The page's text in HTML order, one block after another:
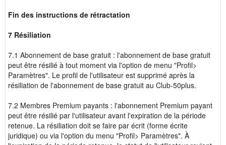
Fin des instructions de rétractation
7 Résiliation
7.1 Abonnement de base gratuit : l'abonnement de base gratuit
peut être résilié à tout moment via l'option de menu "Profil>
Paramètres". Le profil de l'utilisateur est supprimé après la
résiliation de l'abonnement de base gratuit au Club-50plus.
7.2 Membres Premium payants : l'abonnement Premium payant
peut être résilié par l'utilisateur avant l'expiration de la période
retenue. La résiliation doit se faire par écrit (forme écrite
juridique) ou via l'option du menu "Profil> Paramètres". À